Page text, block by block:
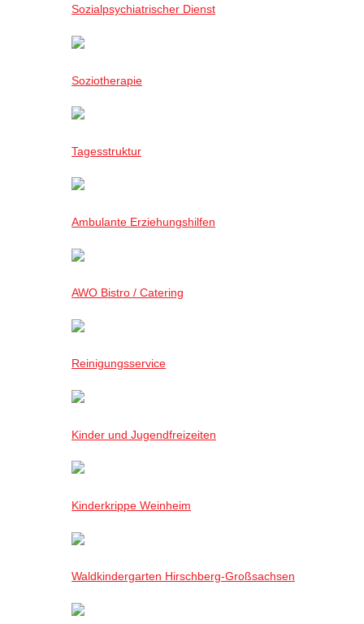
Sozialpsychiatrischer Dienst
Soziotherapie
Tagesstruktur
Ambulante Erziehungshilfen
AWO Bistro / Catering
Reinigungsservice
Kinder und Jugendfreizeiten
Kinderkrippe Weinheim
Waldkindergarten Hirschberg-Großsachsen